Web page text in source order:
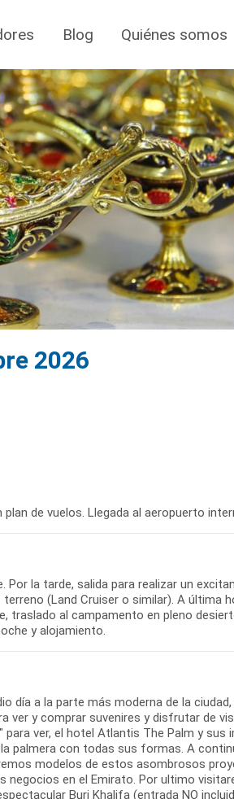
Blog Quiénes somos
2026
plan de vuelos. Llegada al aeropuerto
Por la tarde, salida para realizar un
terreno (Land Cruiser o similar). A
traslado al campamento en pleno
y alojamiento.
día a la parte más moderna de la
ver y comprar suvenires y disfrutar de
para ver, el hotel Atlantis The Palm y
palmera con todas sus formas. A
modelos de estos asombrosos
negocios en el Emirato. Por ultimo
Burj Khalifa (entrada NO